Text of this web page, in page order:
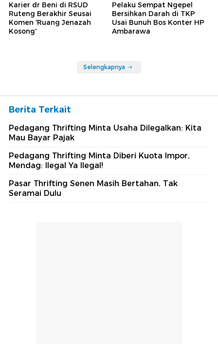
Karier dr Beni di RSUD
Ruteng Berakhir Seusai
Komen 'Ruang Jenazah
Kosong'
Pelaku Sempat Ngepel
Bersihkan Darah di TKP
Usai Bunuh Bos Konter HP
Ambarawa
Selengkapnya
Berita Terkait
Pedagang Thrifting Minta Usaha Dilegalkan: Kita
Mau Bayar Pajak
Pedagang Thrifting Minta Diberi Kuota Impor,
Mendag: Ilegal Ya Ilegal!
Pasar Thrifting Senen Masih Bertahan, Tak
Seramai Dulu